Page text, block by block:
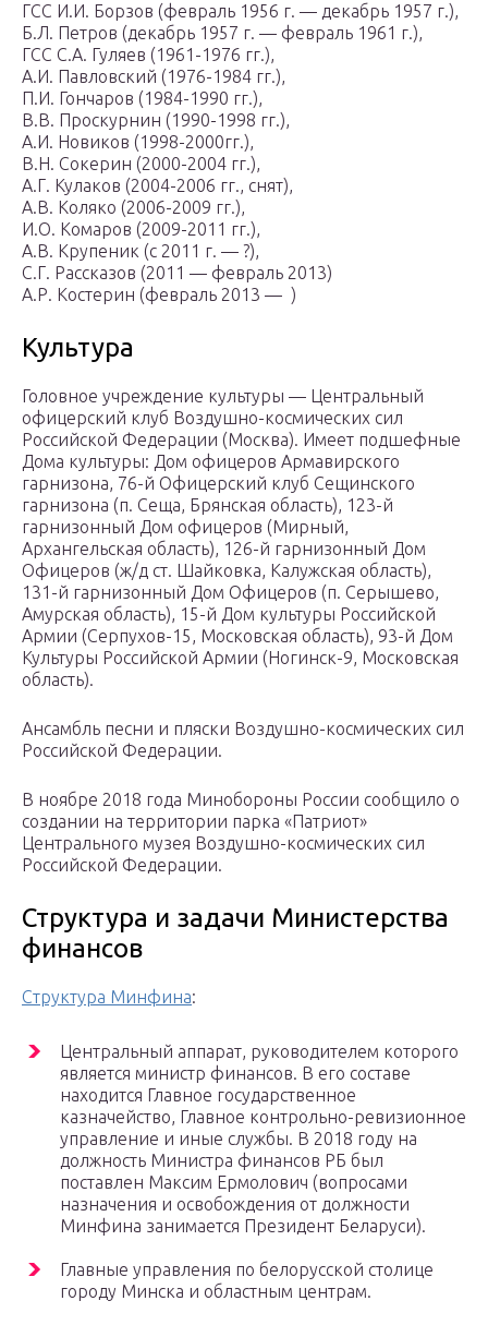
ГСС И.И. Борзов (февраль 1956 г. — декабрь 1957 г.),
Б.Л. Петров (декабрь 1957 г. — февраль 1961 г.),
ГСС С.А. Гуляев (1961-1976 гг.),
А.И. Павловский (1976-1984 гг.),
П.И. Гончаров (1984-1990 гг.),
В.В. Проскурнин (1990-1998 гг.),
А.И. Новиков (1998-2000гг.),
В.Н. Сокерин (2000-2004 гг.),
А.Г. Кулаков (2004-2006 гг., снят),
А.В. Коляко (2006-2009 гг.),
И.О. Комаров (2009-2011 гг.),
А.В. Крупеник (с 2011 г. — ?),
С.Г. Рассказов (2011 — февраль 2013)
А.Р. Костерин (февраль 2013 — )
Культура
Головное учреждение культуры — Центральный
офицерский клуб Воздушно-космических сил
Российской Федерации (Москва). Имеет подшефные
Дома культуры: Дом офицеров Армавирского
гарнизона, 76-й Офицерский клуб Сещинского
гарнизона (п. Сеща, Брянская область), 123-й
гарнизонный Дом офицеров (Мирный,
Архангельская область), 126-й гарнизонный Дом
Офицеров (ж/д ст. Шайковка, Калужская область),
131-й гарнизонный Дом Офицеров (п. Серышево,
Амурская область), 15-й Дом культуры Российской
Армии (Серпухов-15, Московская область), 93-й Дом
Культуры Российской Армии (Ногинск-9, Московская
область).
Ансамбль песни и пляски Воздушно-космических сил
Российской Федерации.
В ноябре 2018 года Минобороны России сообщило о
создании на территории парка «Патриот»
Центрального музея Воздушно-космических сил
Российской Федерации.
Структура и задачи Министерства
финансов
Структура Минфина:
Центральный аппарат, руководителем которого
является министр финансов. В его составе
находится Главное государственное
казначейство, Главное контрольно-ревизионное
управление и иные службы. В 2018 году на
должность Министра финансов РБ был
поставлен Максим Ермолович (вопросами
назначения и освобождения от должности
Минфина занимается Президент Беларуси).
Главные управления по белорусской столице
городу Минска и областным центрам.